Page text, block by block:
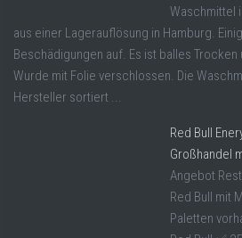
Waschmittel
aus einer Lagerauflösung in Hamburg.
Beschädigungen auf. Es ist balles
Wurde mit Folie verschlossen. Die
Hersteller sortiert ...
Red Bull
Großhandel
Angebot
Red Bull mit
Paletten